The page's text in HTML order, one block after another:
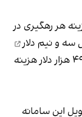
هر رهگیری در
سه و نیم دلار
، است؛ در حالی که هر رهگیری در گنبد آهنین ۴۹ هزار دلار هزینه
این سامانه